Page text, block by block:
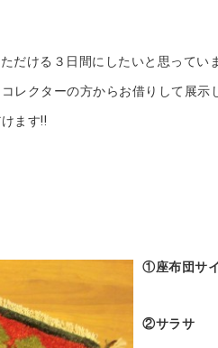
だける３日間にしたいと思ってい
レクターの方からお借りして展示
ます!!
①座布団サ
②サラサ